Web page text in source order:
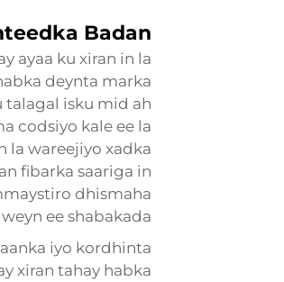
Badan
ayaa ku xiran in la
deynta marka
talagal isku mid ah
codsiyo kale ee la
la wareejiyo xadka
fibarka saariga in
dhismaha
ee shabakada.
iyo kordhinta
xiran tahay habka